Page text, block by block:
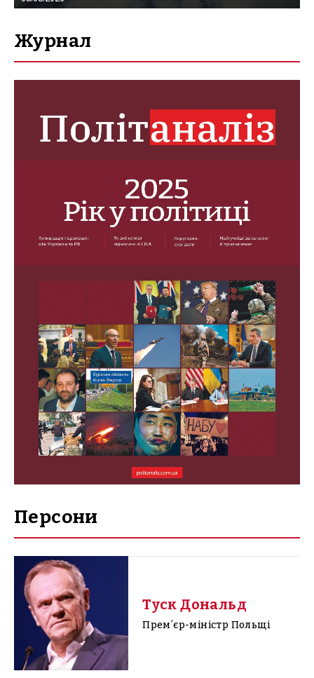
Журнал
Персони
Туск Дональд
Премʼєр-міністр Польщі